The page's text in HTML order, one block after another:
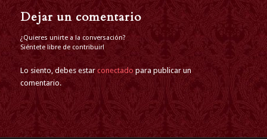
Dejar un comentario
¿Quieres unirte a la conversación?
Siéntete libre de contribuir!
Lo siento, debes estar conectado para publicar un
comentario.